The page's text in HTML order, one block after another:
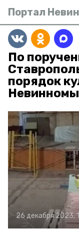
Портал
По
порядок
26 декабря 2023,